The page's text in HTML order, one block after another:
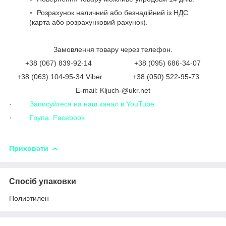
Розрахунок наличний або безнадійний із НДС
(карта або розрахунковий рахунок).
Замовлення товару через телефон.
+38 (067) 839-92-14 +38 (095) 686-34-07
+38 (063) 104-95-34 Viber +38 (050) 522-95-73
Е-mail: Kljuch-@ukr.net
· Записуйтеся на наш канал в YouTube
· Група: Facebook
Приховати
Спосіб упаковки
Полиэтилен